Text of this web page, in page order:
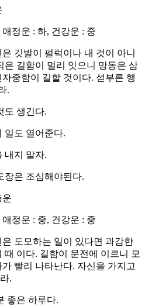
애정운 : 하, 건강운 : 중
깃발이 펄럭이나 내 것이 아니
은 길함이 멀리 잇으니 망동은 삼
중함이 길할 것이다. 섣부른 행
.
도 생긴다.
일도 열어준다.
내지 말자.
장은 조심해야된다.
애정운 : 중, 건강운 : 중
은 도모하는 일이 있다면 과감한
때 이다. 길함이 문전에 이르니 모
빨리 나타난다. 자신을 가지고
.
좋은 하루다.